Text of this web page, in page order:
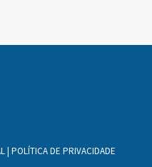
| POLÍTICA DE PRIVACIDADE